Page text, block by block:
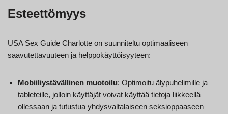
Esteettömyys
USA Sex Guide Charlotte on suunniteltu optimaaliseen
saavutettavuuteen ja helppokäyttöisyyteen:
Mobiiliystävällinen muotoilu: Optimoitu älypuhelimille ja
tableteille, jolloin käyttäjät voivat käyttää tietoja liikkeellä
ollessaan ja tutustua yhdysvaltalaiseen seksioppaaseen